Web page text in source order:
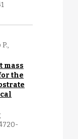
mass
the